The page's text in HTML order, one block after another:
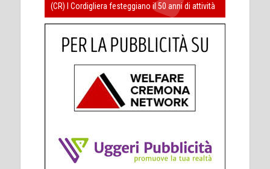
(CR) I Cordigliera festeggiano il 50 anni di attività